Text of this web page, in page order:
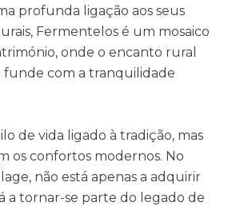
profunda ligação aos seus
Fermentelos é um mosaico
onde o encanto rural
funde com a tranquilidade
de vida ligado à tradição, mas
os confortos modernos. No
não está apenas a adquirir
a tornar-se parte do legado de